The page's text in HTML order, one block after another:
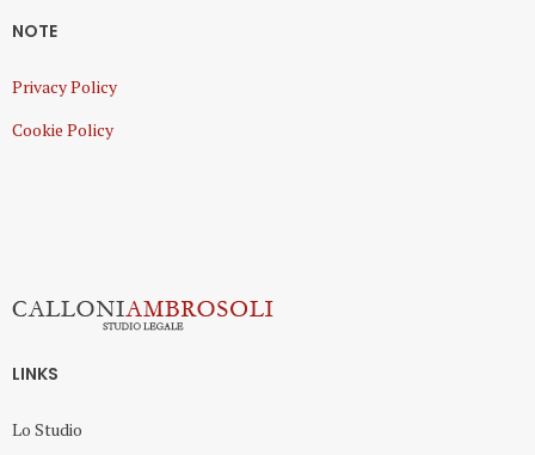
NOTE
Privacy Policy
Cookie Policy
LINKS
Lo Studio